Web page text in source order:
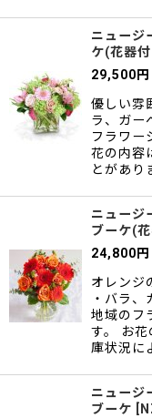
ニュージ
ケ(花器
29,500円
優しい雰
ラ、ガー
フラワー
花の内容
とがあり
ニュージ
ブーケ(
24,800円
オレンジ
・バラ
地域のフ
す。 お
庫状況に
ニュージ
ブーケ